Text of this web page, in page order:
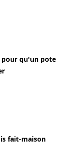
qu'un pote
fait-maison